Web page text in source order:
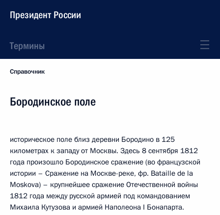
Президент России
Термины
Справочник
Бородинское поле
историческое поле близ деревни Бородино в 125
километрах к западу от Москвы. Здесь 8 сентября 1812
года произошло Бородинское сражение (во французской
истории – Сражение на Москве-реке, фр. Bataille de la
Moskova) – крупнейшее сражение Отечественной войны
1812 года между русской армией под командованием
Михаила Кутузова и армией Наполеона I Бонапарта.